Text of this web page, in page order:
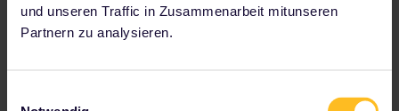
und unseren Traffic in Zusammenarbeit mitunseren
Partnern zu analysieren.
Bulgarien